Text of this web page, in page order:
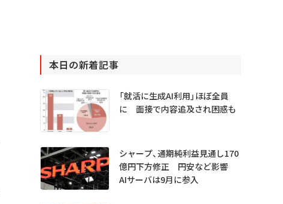
本日の新着記事
「就活に生成AI利用」ほぼ全員
に 面接で内容追及され困惑も
シャープ、通期純利益見通し170
億円下方修正 円安など影響
AIサーバは9月に参入